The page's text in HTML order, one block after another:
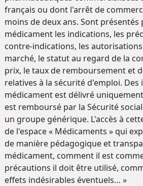
français ou dont l'arrêt de
moins de deux ans. Sont présentés
médicament les indications, les
contre-indications, les
marché, le statut au regard de la
prix, le taux de remboursement et
relatives à la sécurité d'emploi.
médicament est délivré
est remboursé par la Sécurité
un groupe générique. L'accès à
de l'espace « Médicaments » qui
de manière pédagogique et
médicament, comment il est
précautions il doit être utilisé,
effets indésirables éventuels… »